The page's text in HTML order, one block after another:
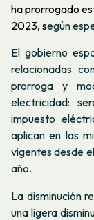
ha prorrogado
2023, según
El gobierno
relacionadas
prorroga y
electricidad:
impuesto
aplican en las
vigentes desde
año.
La disminución
una ligera